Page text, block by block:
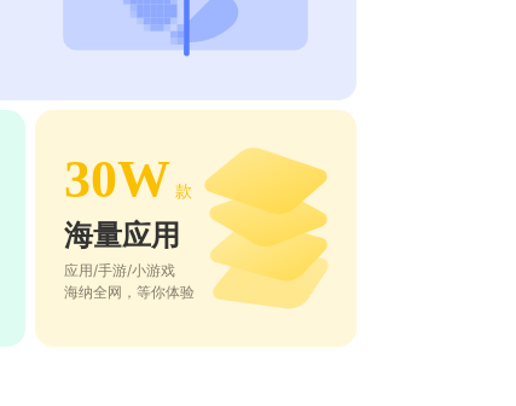
30W 款
海量应用
应用/手游/小游戏
海纳全网，等你体验